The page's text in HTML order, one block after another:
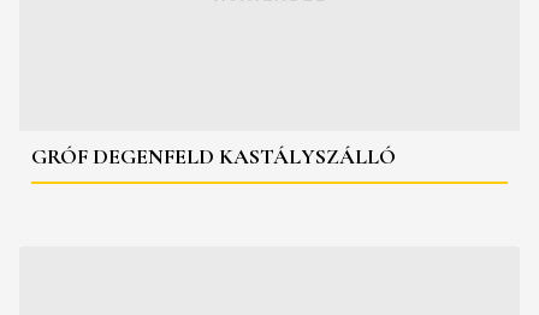
GRÓF DEGENFELD KASTÁLYSZÁLLÓ